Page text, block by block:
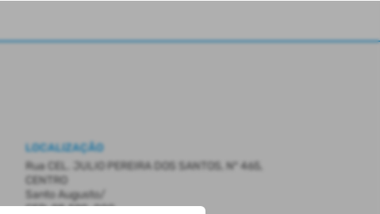
LOCALIZAÇÃO
Rua CEL. JULIO PEREIRA DOS SANTOS, Nº 465,
CENTRO
Santo Augusto/
CEP: 98.590-000